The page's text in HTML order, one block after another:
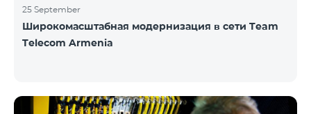
25 September
Широкомасштабная модернизация в сети Team
Telecom Armenia